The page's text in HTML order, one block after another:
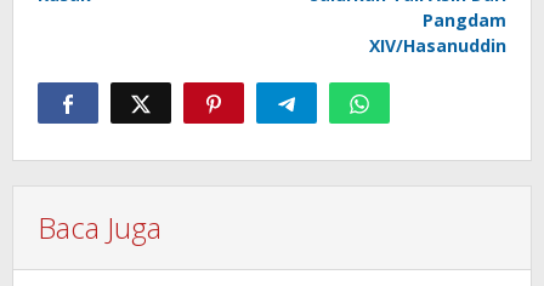
Pangdam
XIV/Hasanuddin
Baca Juga